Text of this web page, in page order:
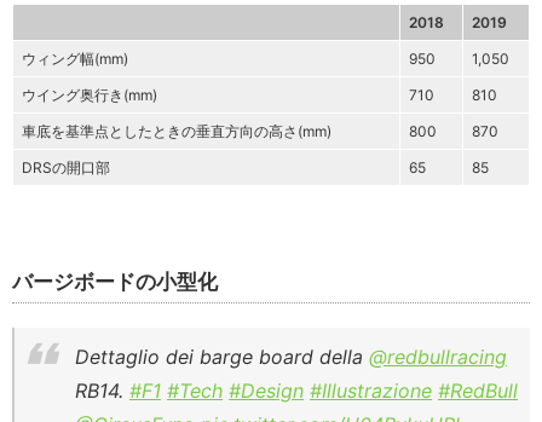
2018
2019
ウィング幅(mm)
950
1,050
ウイング奥行き(mm)
710
810
車底を基準点としたときの垂直方向の高さ(mm)
800
870
DRSの開口部
65 85
バージボードの小型化
Dettaglio dei barge board della @redbullracing
RB14. #F1 #Tech #Design #Illustrazione #RedBull